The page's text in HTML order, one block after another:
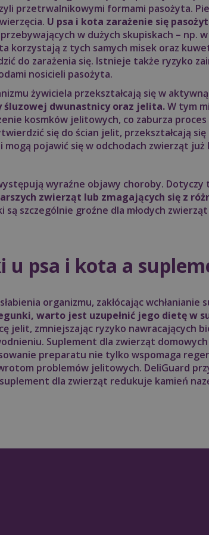
przetrwalnikowymi formami pasożyta.
U psa i kota zarażenie się
w dużych skupiskach – np.
korzystają z tych samych misek oraz
do zarażenia się. Istnieje także ryzyko
nosicieli pasożyta.
żywiciela przekształcają się w
śluzowej dwunastnicy oraz jelita.W tym
kosmków jelitowych, co zaburza proces
się do ścian jelit, przekształcają
mogą pojawić się w odchodach zwierząt
wyraźne objawy choroby. Dotyczy
zwierząt lub zmagających się z
są szczególnie groźne dla młodych
u psa i kota a
organizmu, zakłócając
warto jest uzupełnić jego dietę w
jelit, zmniejszając ryzyko nawracających
Suplement dla zwierząt
preparatu nie tylko wspomaga
problemów jelitowych. DeliGuard
dla zwierząt redukuje kamień